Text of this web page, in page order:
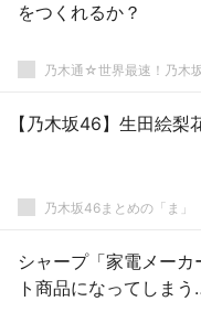
をつくれるか？
【乃木坂46】生田絵梨
乃木坂46まとめの「ま」
シャープ「家電メー
ト商品になってしまう